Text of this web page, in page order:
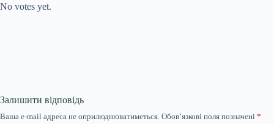
No votes yet.
Залишити відповідь
Ваша e-mail адреса не оприлюднюватиметься. Обов’язкові поля позначені *